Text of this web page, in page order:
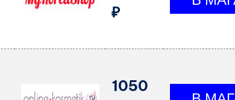
₽
1050